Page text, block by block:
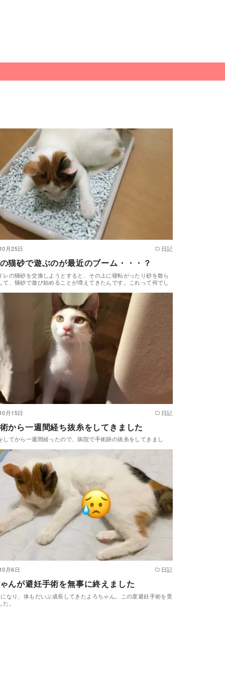
月25日 日記
猫砂で遊ぶのが最近のブーム・・・？
レの猫砂を交換しようとすると、その上に寝転がったり砂を散ら
て、猫砂で遊び始めることが増えてきたんです。これって何でし
月15日 日記
から一週間経ち抜糸をしてきました
してから一週間経ったので、病院で手術跡の抜糸をしてきまし
月6日 日記
んが避妊手術を無事に終えました
なり、体もだいぶ成長してきたよろちゃん。この度避妊手術を受
。